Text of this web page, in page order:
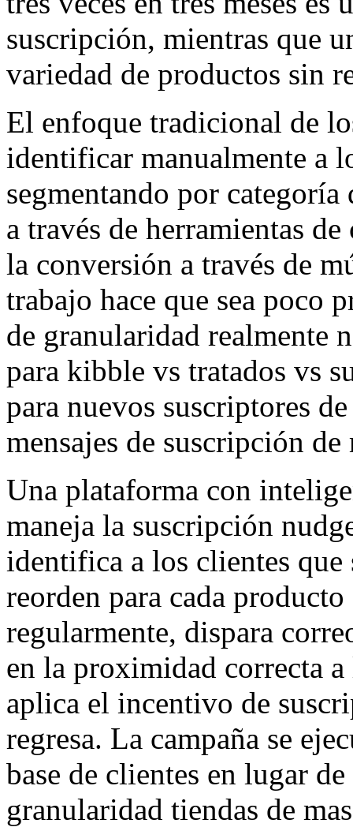
suscripción, mientras que
variedad de productos sin
El enfoque tradicional de
identificar manualmente a
segmentando por
a través de herramientas
la conversión a través de
trabajo hace que sea poco
de granularidad realmente
para kibble vs tratados vs
para nuevos suscriptores
mensajes de suscripción
Una plataforma con
maneja la suscripción
identifica a los clientes que
reorden para cada
regularmente, dispara
en la proximidad correcta
aplica el incentivo de
regresa. La campaña se
base de clientes en lugar
granularidad tiendas de